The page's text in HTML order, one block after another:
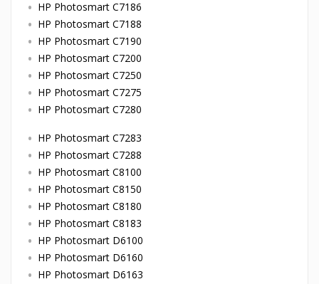
HP Photosmart C7186
HP Photosmart C7188
HP Photosmart C7190
HP Photosmart C7200
HP Photosmart C7250
HP Photosmart C7275
HP Photosmart C7280
HP Photosmart C7283
HP Photosmart C7288
HP Photosmart C8100
HP Photosmart C8150
HP Photosmart C8180
HP Photosmart C8183
HP Photosmart D6100
HP Photosmart D6160
HP Photosmart D6163